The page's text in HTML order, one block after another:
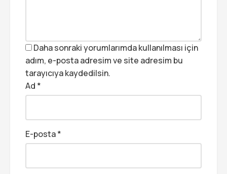
Daha sonraki yorumlarımda kullanılması için
adım, e-posta adresim ve site adresim bu
tarayıcıya kaydedilsin.
Ad *
E-posta*